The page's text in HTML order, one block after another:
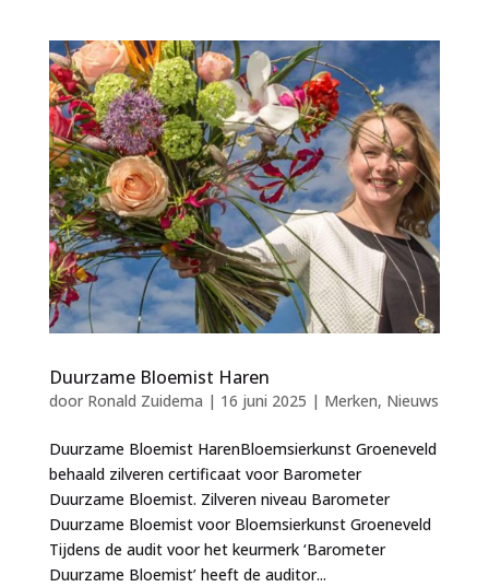
Duurzame Bloemist Haren
door Ronald Zuidema | 16 juni 2025 | Merken, Nieuws
Duurzame Bloemist HarenBloemsierkunst Groeneveld
behaald zilveren certificaat voor Barometer
Duurzame Bloemist. Zilveren niveau Barometer
Duurzame Bloemist voor Bloemsierkunst Groeneveld
Tijdens de audit voor het keurmerk ‘Barometer
Duurzame Bloemist’ heeft de auditor...